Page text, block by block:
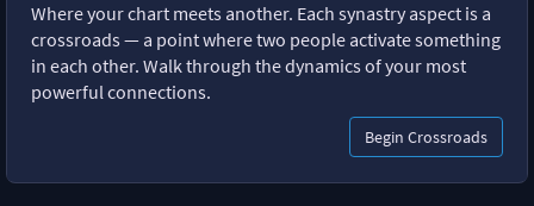
Where your chart meets another. Each synastry aspect is a
crossroads — a point where two people activate something
in each other. Walk through the dynamics of your most
powerful connections.
Begin Crossroads